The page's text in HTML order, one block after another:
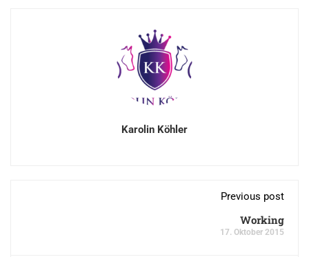
Karolin Köhler
Previous post
Working
17. Oktober 2015